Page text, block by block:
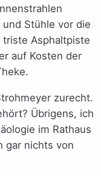
Stühle vor die
Asphaltpiste
auf Kosten der
zurecht.
Übrigens, ich
im Rathaus
gar nichts von